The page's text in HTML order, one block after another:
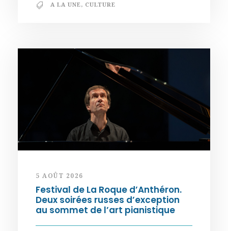
A LA UNE, CULTURE
5 AOÛT 2026
Festival de La Roque d’Anthéron.
Deux soirées russes d’exception
au sommet de l’art pianistique